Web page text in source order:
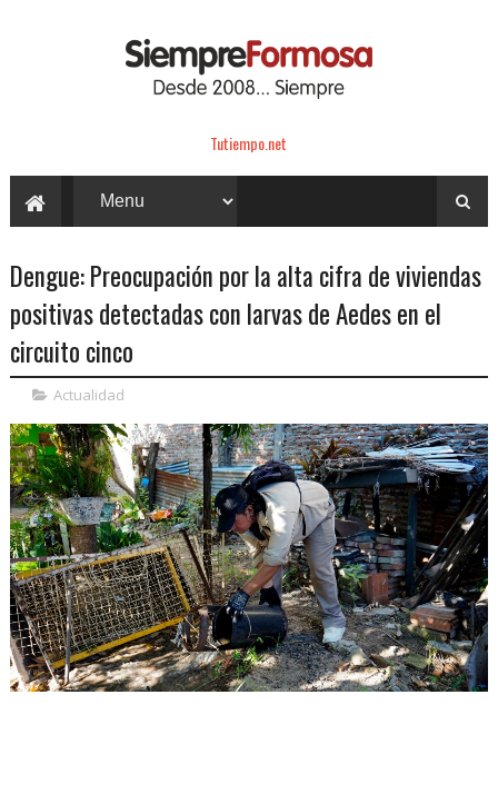
Tutiempo.net
Dengue: Preocupación por la alta cifra de viviendas
positivas detectadas con larvas de Aedes en el
circuito cinco
Actualidad